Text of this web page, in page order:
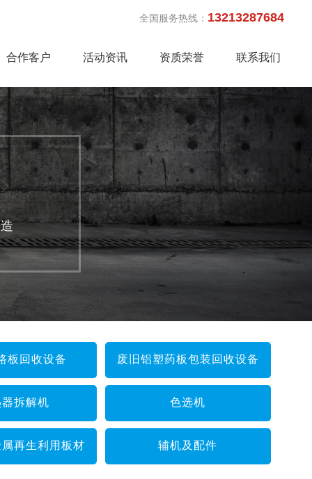
全国服务热线： 13213287684
合作客户 活动资讯 资质荣誉 联系我们
板回收设备 废旧铝塑药板包装回收设备
拆解机 色选机
再生利用板材 辅机及配件